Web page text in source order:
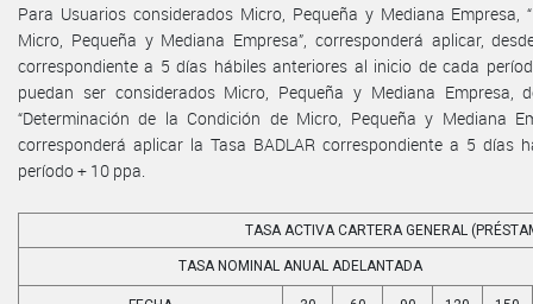
Para Usuarios considerados Micro, Pequeña y Mediana Empresa,
Micro, Pequeña y Mediana Empresa”, corresponderá aplicar,
correspondiente a 5 días hábiles anteriores al inicio de cada
puedan ser considerados Micro, Pequeña y Mediana
“Determinación de la Condición de Micro, Pequeña y Mediana
corresponderá aplicar la Tasa BADLAR correspondiente a 5 días
período + 10 ppa.
TASA ACTIVA CARTERA GENERAL
TASA NOMINAL ANUAL ADELANTADA